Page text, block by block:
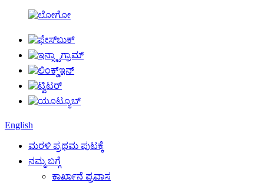
English
ಮರಳಿ ಪ್ರಥಮ ಪುಟಕ್ಕೆ
ನಮ್ಮ ಬಗ್ಗೆ
ಕಾರ್ಖಾನೆ ಪ್ರವಾಸ